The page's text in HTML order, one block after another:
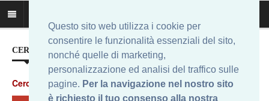
Questo sito web utilizza i cookie per
consentire le funzionalità essenziali del sito,
nonché quelle di marketing,
personalizzazione ed analisi del traffico sulle
pagine. Per la navigazione nel nostro sito
è richiesto il tuo consenso alla nostra
CERCA IL MIGLIOR PREZZO...
Cerca